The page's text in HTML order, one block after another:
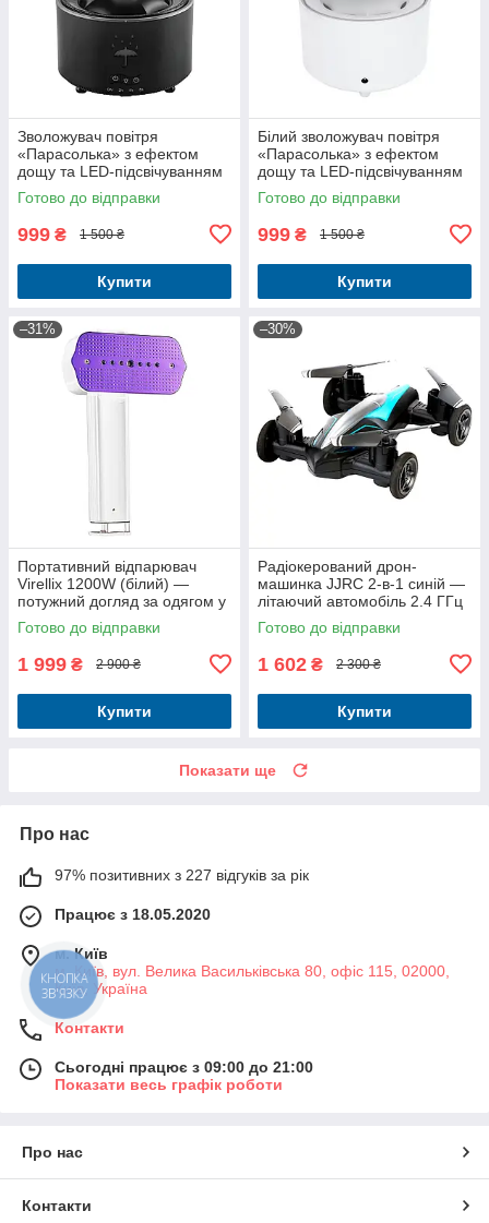
Зволожувач повітря
«Парасолька» з ефектом
дощу та LED-підсвічуванням
— комфорт та затишок у
вашому домі
Готово до відправки
999 ₴ 1 500 ₴
Купити
Білий зволожувач повітря
«Парасолька» з ефектом
дощу та LED-підсвічуванням
— комфорт та атмосфера
спокою вдома
Готово до відправки
999 ₴ 1 500 ₴
Купити
–31%
Портативний відпарювач
Virellix 1200W (білий) —
потужний догляд за одягом у
будь-якому місці.
Готово до відправки
1 999 ₴ 2 900 ₴
Купити
–30%
Радіокерований дрон-
машинка JJRC 2-в-1 синій —
літаючий автомобіль 2.4 ГГц
для дітей і дорослих
Готово до відправки
1 602 ₴ 2 300 ₴
Купити
Показати ще
Про нас
97% позитивних з 227 відгуків за рік
Працює з 18.05.2020
м. Київ
м. Київ, вул. Велика Васильківська 80, офіс 115, 02000,
Київ, Україна
Контакти
Сьогодні працює з 09:00 до 21:00
Показати весь графік роботи
Про нас
Контакти
КНОПКА
ЗВ'ЯЗКУ